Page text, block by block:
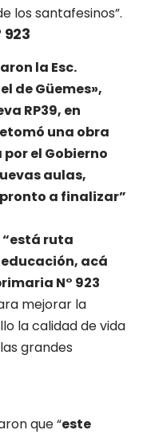
los santafesinos”.
923
la Esc.
de Güemes»,
RP39, en
una obra
el Gobierno
aulas,
a finalizar”
ruta
acá
N° 923
mejorar la
la calidad de vida
grandes
que “este